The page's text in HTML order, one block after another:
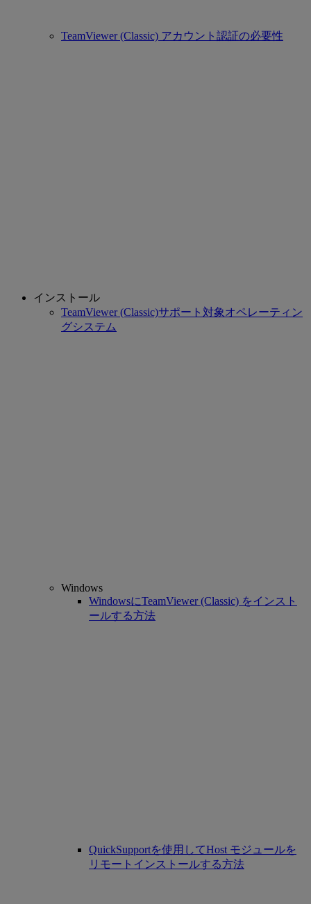
TeamViewer (Classic) アカウント認証の必要性
インストール
TeamViewer (Classic)サポート対象オペレーティン
グシステム
Windows
WindowsにTeamViewer (Classic) をインスト
ールする方法
QuickSupportを使用してHost モジュールを
リモートインストールする方法